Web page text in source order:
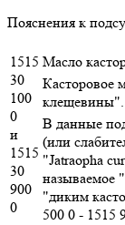
Пояснения к
1515
30
100
0
и
1515
30
900
0
Масло
Касторовое
клещевины".
В данные
(или
"Jatraopha
называемое
"диким
500 0 - 1515